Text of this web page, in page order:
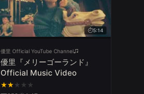
5:14
優里 Official YouTube Channel
優里『メリーゴーランド』
Official Music Video
★★ ★ ★ ★